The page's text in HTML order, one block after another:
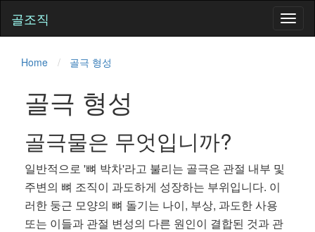
골조직
Home 골극 형성
골극 형성
골극물은 무엇입니까?
일반적으로 '뼈 박차'라고 불리는 골극은 관절 내부 및
주변의 뼈 조직이 과도하게 성장하는 부위입니다. 이
러한 둥근 모양의 뼈 돌기는 나이, 부상, 과도한 사용
또는 이들과 관절 변성의 다른 원인이 결합된 것과 관